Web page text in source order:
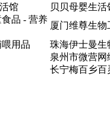
馆
贝贝母婴生活
品 - 营养
厦门维尊生
用品
珠海伊士曼生
泉州市微营
长宁梅百乡百